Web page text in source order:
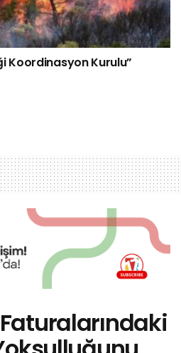
Koordinasyon Kurulu”